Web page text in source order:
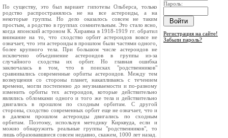
По существу, это был вариант гипотезы Ольберса, только
родство распространялось не на все астероиды, а на
некоторые группы. Но дело оказалось совсем не таким
простым, а родство в группах сомнительным. Это стало ясно,
когда японский астроном К. Хираяма в 1918-1919 гг. обратил
внимание на то, что сходство орбит астероидов вовсе не
означает, что эти астероиды в прошлом были частями одного,
более крупного тела. При большом числе астероидов не
исключено объединение астероидов в группы из-за
случайного сходства их орбит. Но главная ошибка
заключалась в том, что в поисках "родственников"
сравнивались современные орбиты астероидов. Между тем
возмущения со стороны планет, накапливаясь с течением
времени, могли постепенно до неузнаваемости и по-разному
изменить орбиты тех астероидов, которые действительно
являлись обломками одного и того же тела и действительно
двигались в прошлом по сходным орбитам. С другой
стороны, сходство современных орбит еще не означает, что и
в далеком прошлом астероиды двигались по сходным
орбитам. Поэтому, используя методику Кирквуда, если и
можно обнаружить реальные группы "родственников", то
лишь образовавшиеся совсем недавно, скажем, 1000 лет назад.
Пароль:
Регистрация на сайте!
Забыли пароль?